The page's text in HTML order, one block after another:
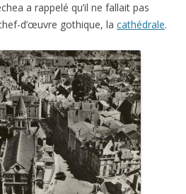
a rappelé qu’il ne fallait pas
d’œuvre gothique, la cathédrale.